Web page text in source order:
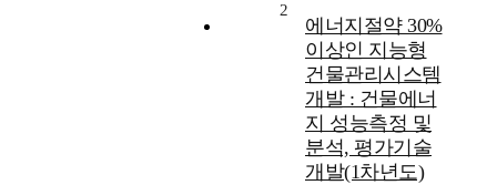
2
에너지절약 30%
이상인 지능형
건물관리시스템
개발 : 건물에너
지 성능측정 및
분석, 평가기술
개발(1차년도)